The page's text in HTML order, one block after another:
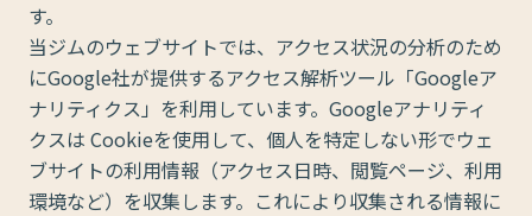
す。
当ジムのウェブサイトでは、アクセス状況の分析のため
にGoogle社が提供するアクセス解析ツール「Googleア
ナリティクス」を利用しています。Googleアナリティ
クスは Cookieを使用して、個人を特定しない形でウェ
ブサイトの利用情報（アクセス日時、閲覧ページ、利用
環境など）を収集します。これにより収集される情報に